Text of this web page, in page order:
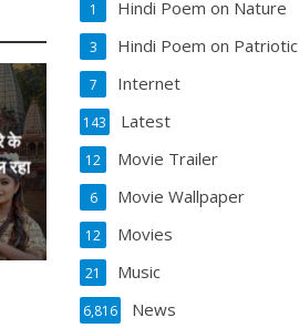
के
रहा
Hindi Poem on Nature
1
Hindi Poem on Patriotic
3
Internet
7
Latest
143
Movie Trailer
12
Movie Wallpaper
6
Movies
12
Music
21
News
6,816